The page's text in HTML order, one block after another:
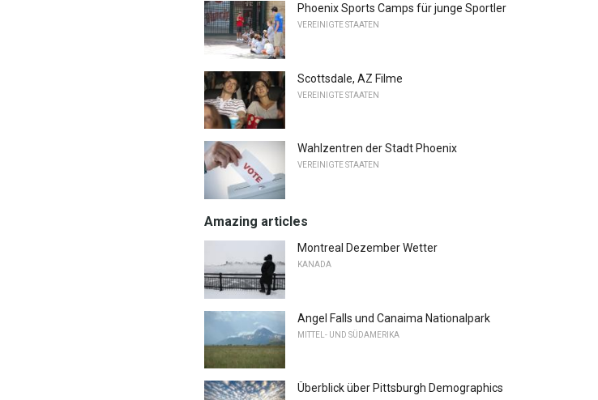
Phoenix Sports Camps für junge Sportler
VEREINIGTE STAATEN
Scottsdale, AZ Filme
VEREINIGTE STAATEN
Wahlzentren der Stadt Phoenix
VEREINIGTE STAATEN
Amazing articles
Montreal Dezember Wetter
KANADA
Angel Falls und Canaima Nationalpark
MITTEL- UND SÜDAMERIKA
Überblick über Pittsburgh Demographics